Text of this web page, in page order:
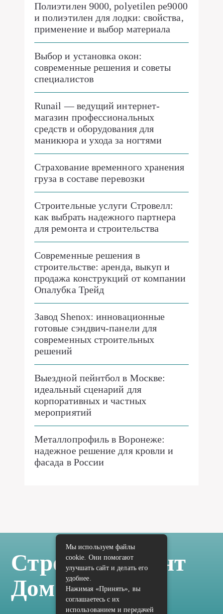
Полиэтилен 9000, polyetilen pe9000
и полиэтилен для лодки: свойства,
применение и выбор материала
Выбор и установка окон:
современные решения и советы
специалистов
Runail — ведущий интернет-
магазин профессиональных
средств и оборудования для
маникюра и ухода за ногтями
Страхование временного хранения
груза в составе перевозки
Строительные услуги Стровелл:
как выбрать надежного партнера
для ремонта и строительства
Современные решения в
строительстве: аренда, выкуп и
продажа конструкций от компании
Опалубка Трейд
Завод Shenox: инновационные
готовые сэндвич-панели для
современных строительных
решений
Выездной пейнтбол в Москве:
идеальный сценарий для
корпоративных и частных
мероприятий
Металлопрофиль в Воронеже:
надежное решение для кровли и
фасада в России
Стройка Ремонт
Дом Отделка
Мы используем файлы
cookie. Они помогают
улучшать сайт и делать его
удобнее.
Нажимая «Принять», вы
соглашаетесь с их
использованием и передачей